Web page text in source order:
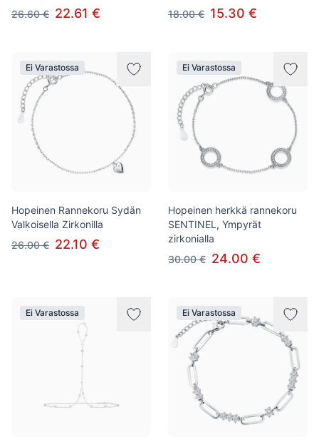
26.60 € 22.61 €
18.00 € 15.30 €
Ei Varastossa
Hopeinen Rannekoru Sydän
Valkoisella Zirkonilla
26.00 € 22.10 €
Ei Varastossa
Hopeinen herkkä rannekoru
SENTINEL, Ympyrät
zirkonialla
30.00 € 24.00 €
Ei Varastossa Ei Varastossa